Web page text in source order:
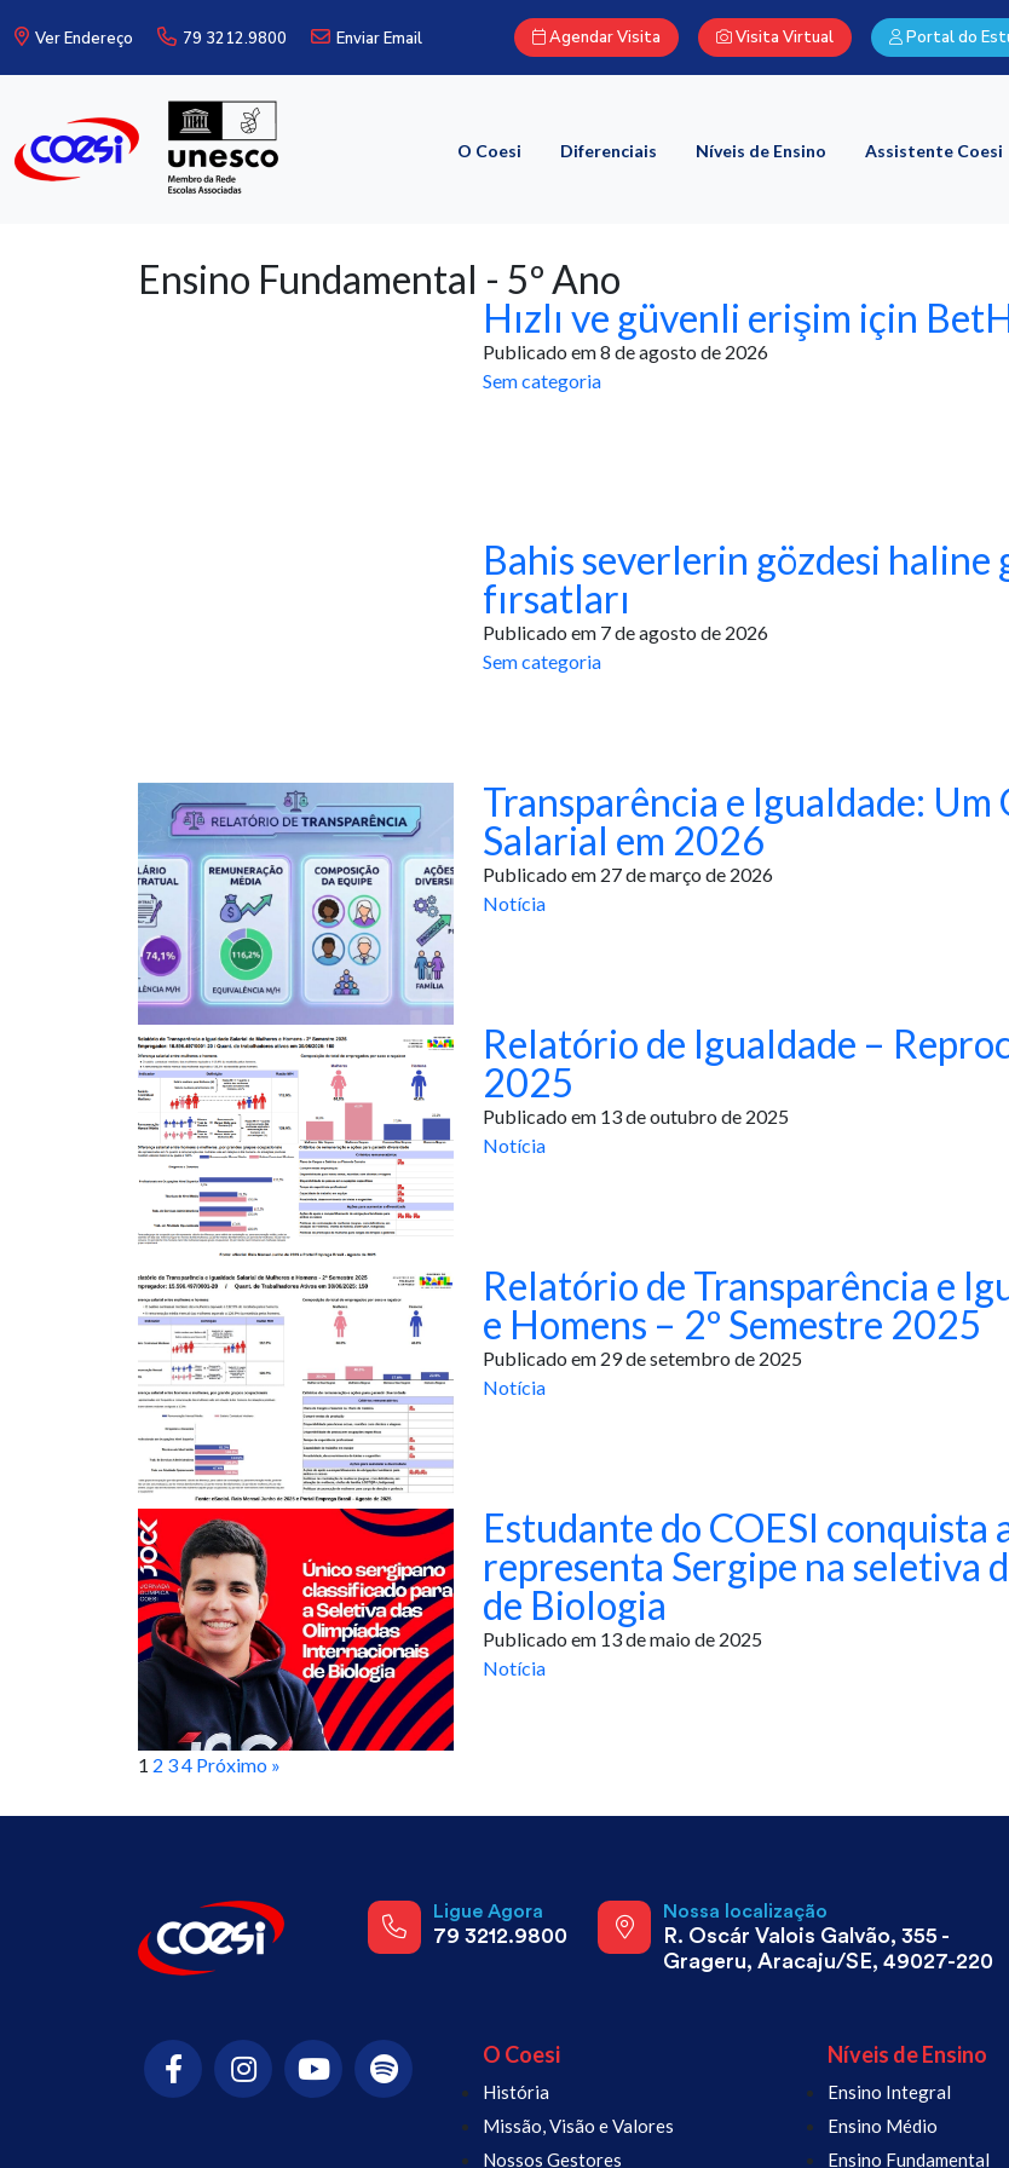
Ver Endereço 79 3212.9800 Enviar Email Agendar Visita Visita Virtual Portal do
O Coesi Diferenciais Níveis de Ensino Assistente Coesi
Ensino Fundamental - 5º Ano
Hızlı ve güvenli erişim için
Publicado em 8 de agosto de 2026
Sem categoria
Bahis severlerin gözdesi haline
fırsatları
Publicado em 7 de agosto de 2026
Sem categoria
Transparência e Igualdade:
Salarial em 2026
Publicado em 27 de março de 2026
Notícia
Relatório de Igualdade –
2025
Publicado em 13 de outubro de 2025
Notícia
Relatório de Transparência e
e Homens – 2º Semestre 2025
Publicado em 29 de setembro de 2025
Notícia
Estudante do COESI conquista
representa Sergipe na seletiva
de Biologia
Publicado em 13 de maio de 2025
Notícia
1 2 34 Próximo »
Ligue Agora
79 3212.9800
Nossa localização
R. Oscár Valois Galvão, 355 -
Grageru, Aracaju/SE, 49027-220
O Coesi
História
Missão, Visão e Valores
Nossos Gestores
Níveis de Ensino
Ensino Integral
Ensino Médio
Ensino Fundamental